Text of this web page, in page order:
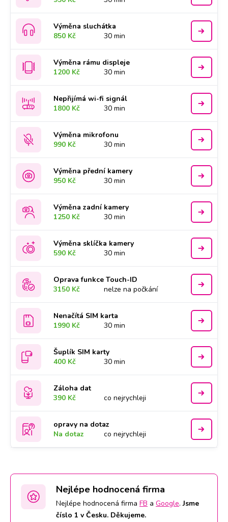
Výměna sluchátka
850 Kč
30 min
Výměna rámu displeje
1200 Kč
30 min
Nepřijímá wi-fi signál
1800 Kč
30 min
Výměna mikrofonu
990 Kč
30 min
Výměna přední kamery
950 Kč
30 min
Výměna zadní kamery
1250 Kč
30 min
Výměna sklíčka kamery
590 Kč
30 min
Oprava funkce Touch-ID
3150 Kč
nelze na počkání
Nenačítá SIM karta
1990 Kč
30 min
Šuplík SIM karty
400 Kč
30 min
Záloha dat
390 Kč
co nejrychleji
opravy na dotaz
Na dotaz
co nejrychleji
Nejlépe hodnocená firma
Nejlépe hodnocená firma FB a Google.Jsme
číslo 1 v Česku. Děkujeme.